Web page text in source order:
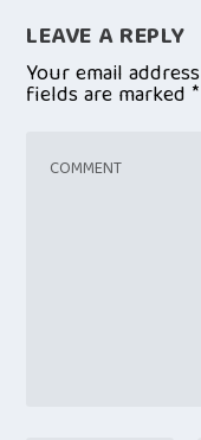
LEAVE A REPLY
Your email
fields are marked*